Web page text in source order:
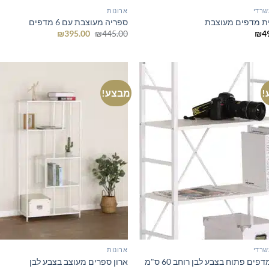
מדפים מעוצבת
₪
ארונות
ספריה מעוצבת עם 6 מדפים
₪445.00
המחיר ₪395.00
המחיר
פתוח בצבע לבן רוחב 60 ס"מ
מבצע!
ארונות
ארון ספרים מעוצב בצבע לבן